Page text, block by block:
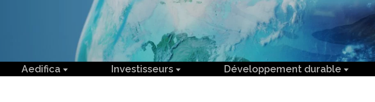
Aedifica Investisseurs Développement durable